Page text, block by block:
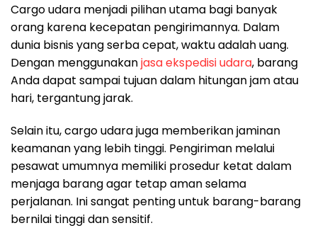
Cargo udara menjadi pilihan utama bagi banyak
orang karena kecepatan pengirimannya. Dalam
dunia bisnis yang serba cepat, waktu adalah uang.
Dengan menggunakanjasa ekspedisi udara, barang
Anda dapat sampai tujuan dalam hitungan jam atau
hari, tergantung jarak.
Selain itu, cargo udara juga memberikan jaminan
keamanan yang lebih tinggi. Pengiriman melalui
pesawat umumnya memiliki prosedur ketat dalam
menjaga barang agar tetap aman selama
perjalanan. Ini sangat penting untuk barang-barang
bernilai tinggi dan sensitif.